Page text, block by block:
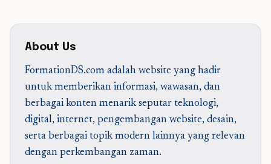
About Us
FormationDS.com adalah website yang hadir
untuk memberikan informasi, wawasan, dan
berbagai konten menarik seputar teknologi,
digital, internet, pengembangan website, desain,
serta berbagai topik modern lainnya yang relevan
dengan perkembangan zaman.